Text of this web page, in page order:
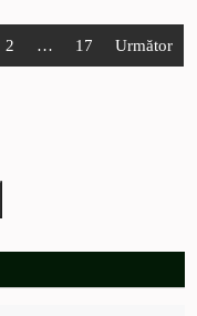
2 … 17 Următor